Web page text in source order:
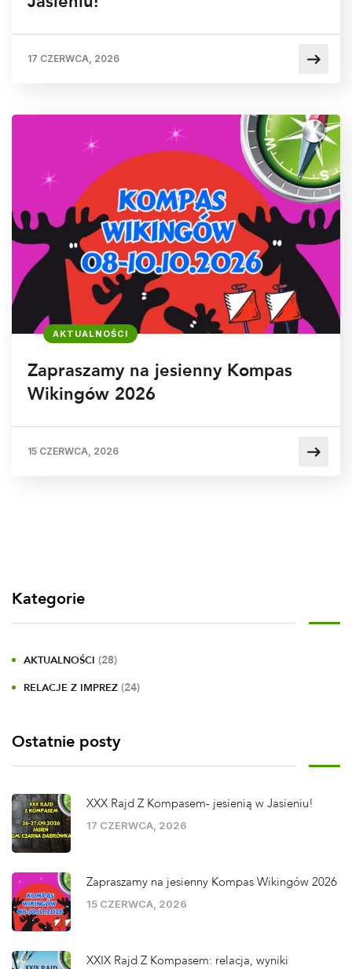
17 CZERWCA, 2026
AKTUALNOŚCI
Zapraszamy na jesienny Kompas
Wikingów 2026
15 CZERWCA, 2026
Kategorie
AKTUALNOŚCI (28)
RELACJE Z IMPREZ (24)
Ostatnie posty
XXX Rajd Z Kompasem- jesienią w Jasieniu!
17 CZERWCA, 2026
Zapraszamy na jesienny Kompas Wikingów 2026
15 CZERWCA, 2026
XXIX Rajd Z Kompasem: relacja, wyniki